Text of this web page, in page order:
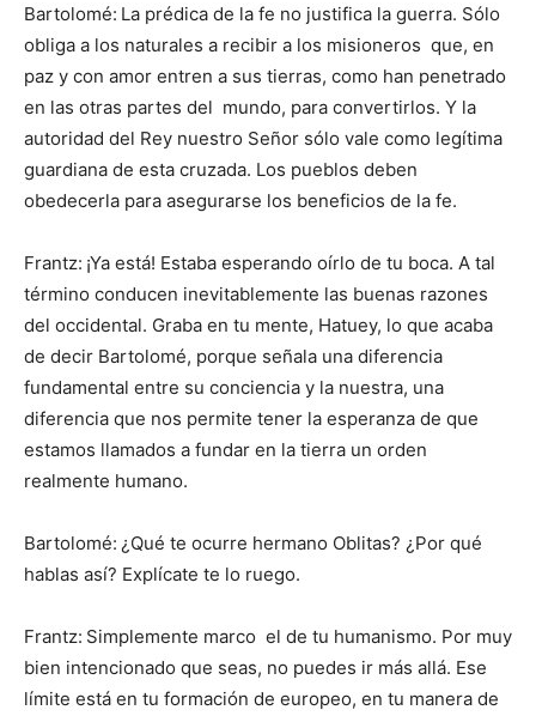
Bartolomé: La prédica de la fe no justifica la guerra. Sólo
obliga a los naturales a recibir a los misioneros que, en
paz y con amor entren a sus tierras, como han penetrado
en las otras partes del mundo, para convertirlos. Y la
autoridad del Rey nuestro Señor sólo vale como legítima
guardiana de esta cruzada. Los pueblos deben
obedecerla para asegurarse los beneficios de la fe.
Frantz: ¡Ya está! Estaba esperando oírlo de tu boca. A tal
término conducen inevitablemente las buenas razones
del occidental. Graba en tu mente, Hatuey, lo que acaba
de decir Bartolomé, porque señala una diferencia
fundamental entre su conciencia y la nuestra, una
diferencia que nos permite tener la esperanza de que
estamos llamados a fundar en la tierra un orden
realmente humano.
Bartolomé: ¿Qué te ocurre hermano Oblitas? ¿Por qué
hablas así? Explícate te lo ruego.
Frantz: Simplemente marco el de tu humanismo. Por muy
bien intencionado que seas, no puedes ir más allá. Ese
límite está en tu formación de europeo, en tu manera de